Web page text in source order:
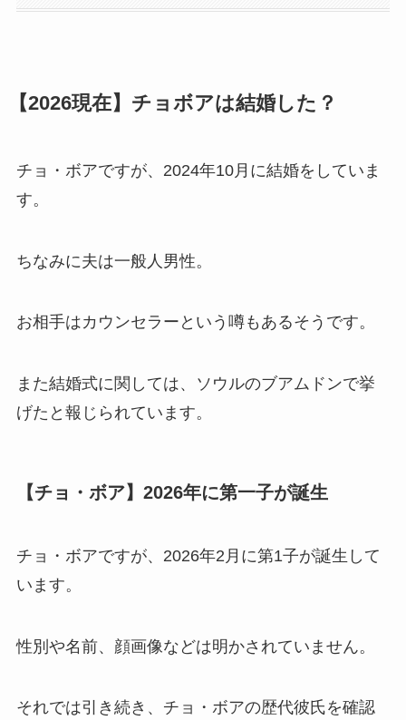
【2026現在】チョボアは結婚した？
チョ・ボアですが、2024年10月に結婚をしていま
す。
ちなみに夫は一般人男性。
お相手はカウンセラーという噂もあるそうです。
また結婚式に関しては、ソウルのブアムドンで挙
げたと報じられています。
【チョ・ボア】2026年に第一子が誕生
チョ・ボアですが、2026年2月に第1子が誕生して
います。
性別や名前、顔画像などは明かされていません。
それでは引き続き、チョ・ボアの歴代彼氏を確認